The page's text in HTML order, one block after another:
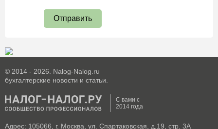
Отправить
© 2014 - 2026. Nalog-Nalog.ru
бухгалтерские новости и статьи.
С вами с
2014 года
Адрес: 105066, г. Москва, ул. Спартаковская, д.19, стр. 3А